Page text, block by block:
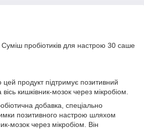
Суміш пробіотиків для настрою 30 саше
продукт підтримує позитивний
кишківник-мозок через мікробіом.
добавка, спеціально
позитивного настрою шляхом
мозок через мікробіом. Він